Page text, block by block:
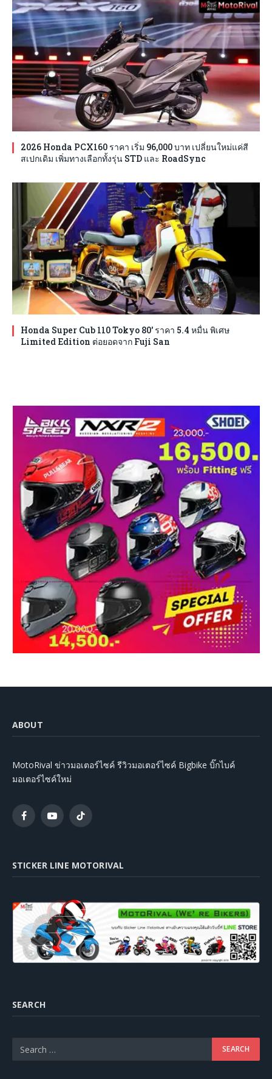
2026 Honda PCX160 ราคา เริ่ม 96,000 บาท เปลี่ยนใหม่แค่สี
สเปกเดิม เพิ่มทางเลือกทั้งรุ่น STD และ RoadSync
Honda Super Cub 110 Tokyo 80′ ราคา 5.4 หมื่น พิเศษ
Limited Edition ต่อยอดจาก Fuji San
ABOUT
MotoRival ข่าวมอเตอร์ไซค์ รีวิวมอเตอร์ไซค์ Bigbike บิ๊กไบค์
มอเตอร์ไซค์ใหม่
FacebookYouTubeTikTok
STICKER LINE MOTORIVAL
SEARCH